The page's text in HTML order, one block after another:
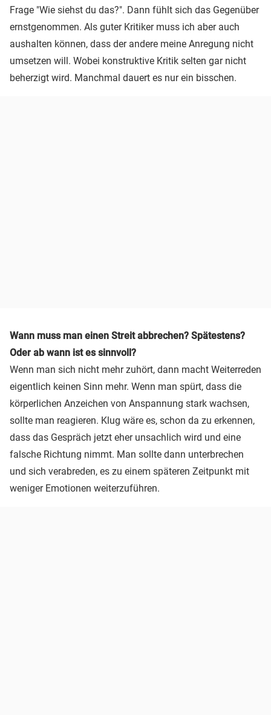
Frage "Wie siehst du das?". Dann fühlt sich das Gegenüber
ernstgenommen. Als guter Kritiker muss ich aber auch
aushalten können, dass der andere meine Anregung nicht
umsetzen will. Wobei konstruktive Kritik selten gar nicht
beherzigt wird. Manchmal dauert es nur ein bisschen.
Wann muss man einen Streit abbrechen? Spätestens?
Oder ab wann ist es sinnvoll?
Wenn man sich nicht mehr zuhört, dann macht Weiterreden
eigentlich keinen Sinn mehr. Wenn man spürt, dass die
körperlichen Anzeichen von Anspannung stark wachsen,
sollte man reagieren. Klug wäre es, schon da zu erkennen,
dass das Gespräch jetzt eher unsachlich wird und eine
falsche Richtung nimmt. Man sollte dann unterbrechen
und sich verabreden, es zu einem späteren Zeitpunkt mit
weniger Emotionen weiterzuführen.